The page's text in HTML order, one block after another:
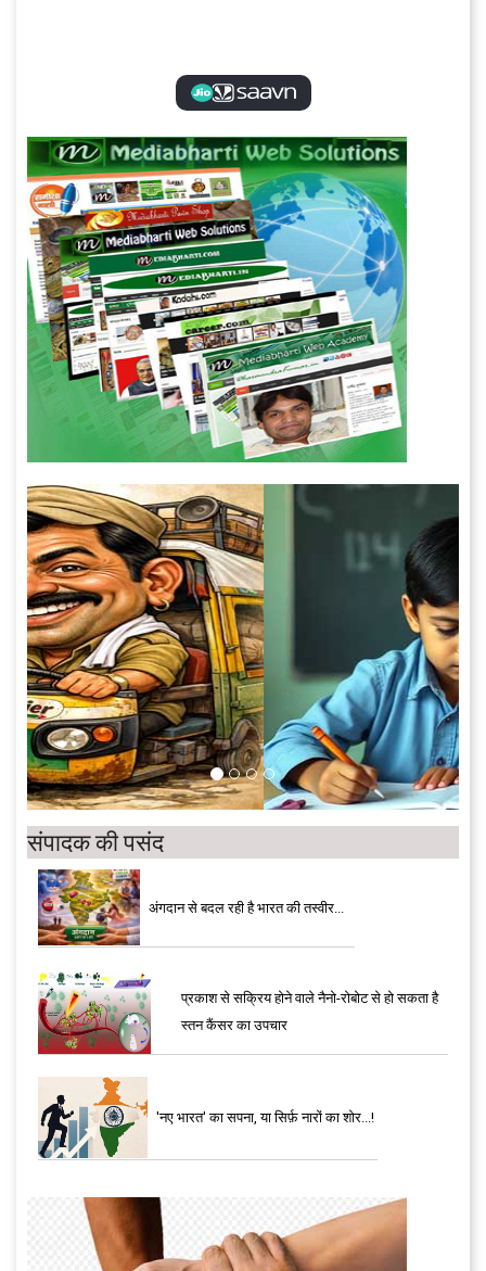
संपादक की पसंद
अंगदान से बदल रही है भारत की तस्वीर...
प्रकाश से सक्रिय होने वाले नैनो-रोबोट से हो सकता है
स्तन कैंसर का उपचार
'नए भारत' का सपना, या सिर्फ़ नारों का शोर...!